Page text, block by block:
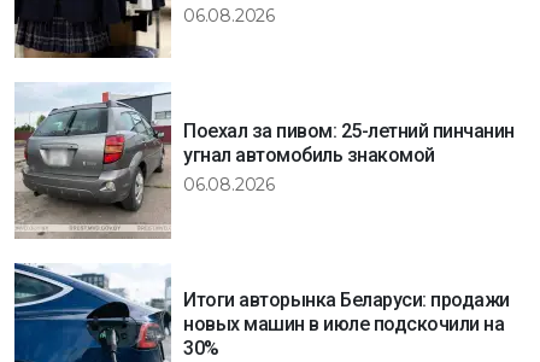
06.08.2026
Поехал за пивом: 25-летний пинчанин
угнал автомобиль знакомой
06.08.2026
Итоги авторынка Беларуси: продажи
новых машин в июле подскочили на
30%